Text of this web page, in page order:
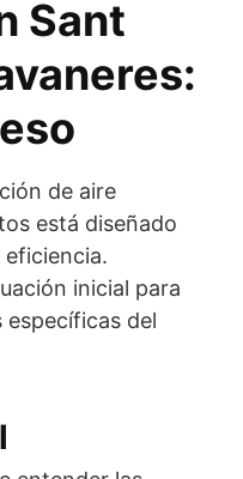
Sant
de aire
está diseñado
inicial para
específicas del